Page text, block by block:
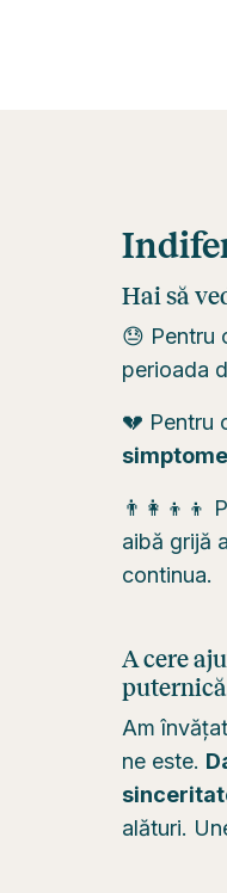
Hai să
😓 Pentru
perioada
💔 Pentru
👨‍👩‍👦‍👦
aibă grijă
continua.
A cere
Am
ne este.
alături.